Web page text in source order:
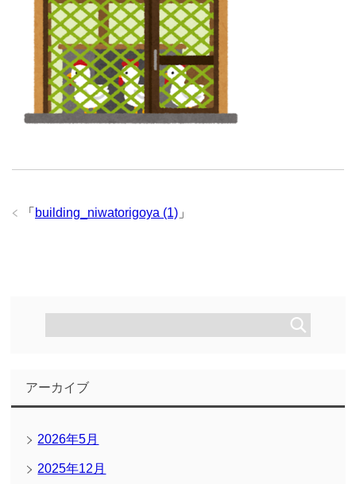
「 building_niwatorigoya (1) 」
アーカイブ
2026年5月
2025年12月